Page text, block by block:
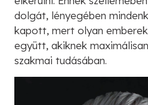
dolgát, lényegében
kapott, mert olyan
együtt, akiknek
szakmai tudásában.